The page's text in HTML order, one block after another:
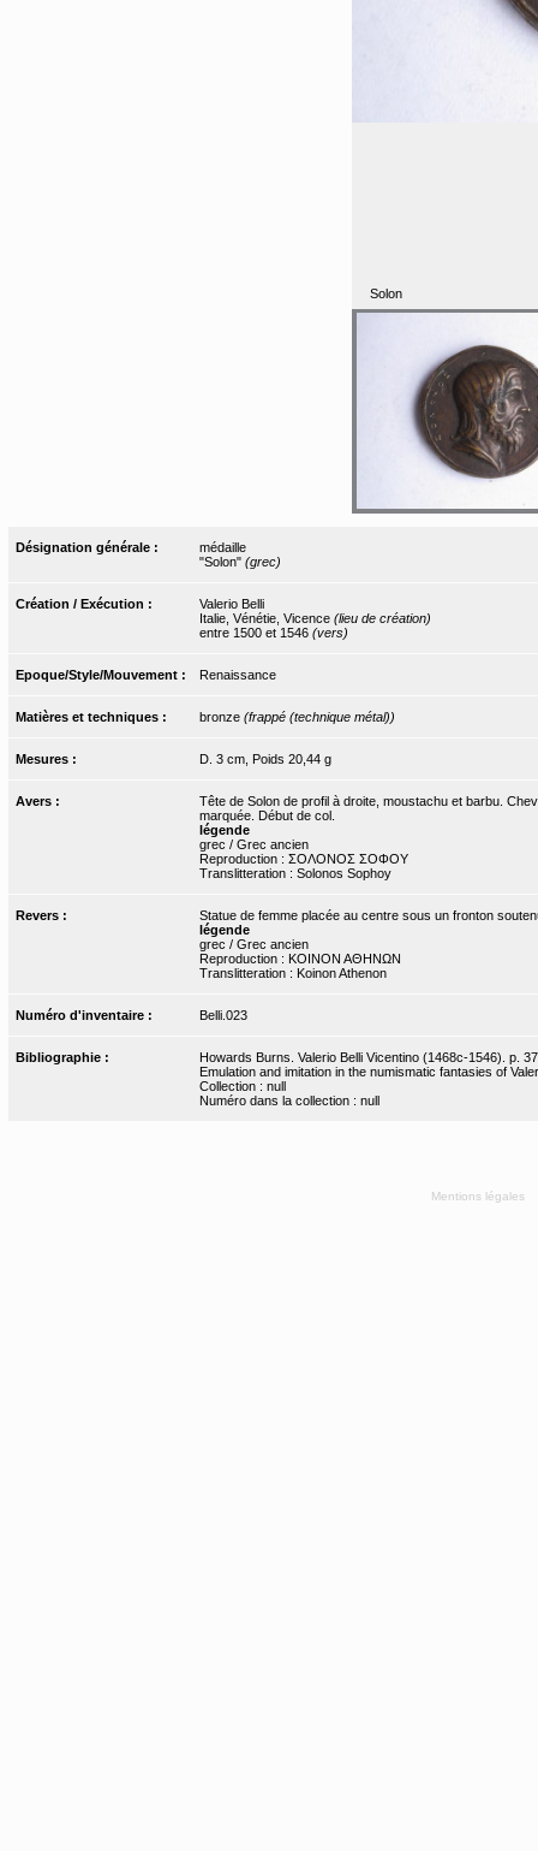
Solon
Désignation générale :
médaille
"Solon" (grec)
Création / Exécution :
Valerio Belli
Italie, Vénétie, Vicence (lieu de création)
entre 1500 et 1546 (vers)
Epoque/Style/Mouvement : Renaissance
Matières et techniques : bronze (frappé (technique métal))
Mesures : D. 3 cm, Poids 20,44 g
Avers :
Tête de Solon de profil à droite, moustachu et barbu.
marquée. Début de col.
légende
grec / Grec ancien
Reproduction : ΣΟΛΟΝΟΣ ΣΟΦΟΥ
Translitteration : Solonos Sophoy
Revers :
Statue de femme placée au centre sous un fronton
légende
grec / Grec ancien
Reproduction : ΚΟΙΝΟΝ ΑΘΗΝΩΝ
Translitteration : Koinon Athenon
Numéro d'inventaire : Belli.023
Bibliographie :
Howards Burns. Valerio Belli Vicentino (1468c-1546). p.
Emulation and imitation in the numismatic fantasies of
Collection : null
Numéro dans la collection : null
Mentions légales